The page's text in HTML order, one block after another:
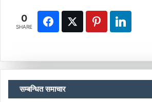
0
SHARE
सम्बन्धित समाचार